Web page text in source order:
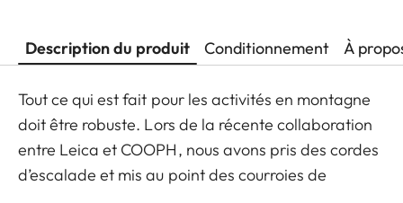
Description du produit Conditionnement À
Tout ce qui est fait pour les activités en montagne
doit être robuste. Lors de la récente collaboration
entre Leica et COOPH, nous avons pris des cordes
d’escalade et mis au point des courroies de